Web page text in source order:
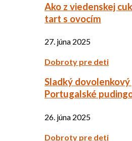
Ako z viedenskej
tart s ovocím
27. júna 2025
Dobroty pre deti
Sladký
Portugalské
26. júna 2025
Dobroty pre deti